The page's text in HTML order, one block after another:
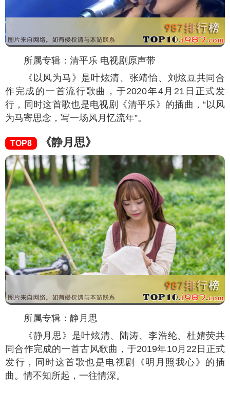
所属专辑：清平乐 电视剧原声带
《以风为马》是叶炫清、张靖怡、刘炫豆共同合
作完成的一首流行歌曲，于2020年4月21日正式发
行，同时这首歌也是电视剧《清平乐》的插曲，“以风
为马寄思念，写一场风月忆流年”。
TOP8 《静月思》
所属专辑：静月思
《静月思》是叶炫清、陆涛、李浩纶、杜婧荧共
同合作完成的一首古风歌曲，于2019年10月22日正式
发行，同时这首歌也是电视剧《明月照我心》的插
曲。情不知所起，一往情深。